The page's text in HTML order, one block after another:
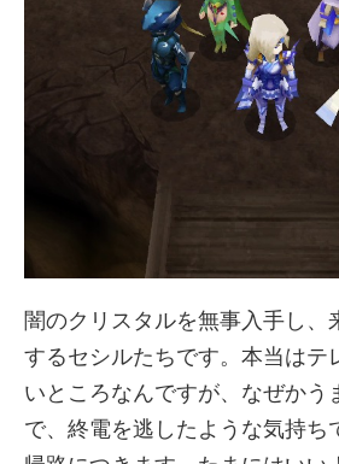
闇のクリスタルを無事入手し、
するセシルたちです。本当はテ
いところなんですが、なぜかう
で、終電を逃したような気持ち